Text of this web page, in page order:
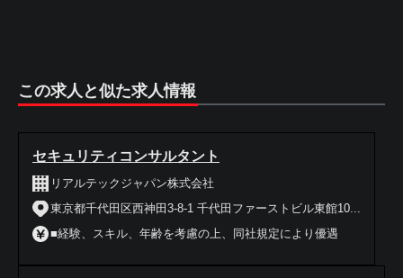
この求人と似た求人情報
セキュリティコンサルタント
リアルテックジャパン株式会社
東京都千代田区西神田3-8-1 千代田ファーストビル東館10...
■経験、スキル、年齢を考慮の上、同社規定により優遇